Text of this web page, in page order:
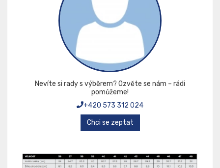
Nevíte si rady s výběrem? Ozvěte se nám – rádi
pomůžeme!
+420 573 312 024
Chci se zeptat